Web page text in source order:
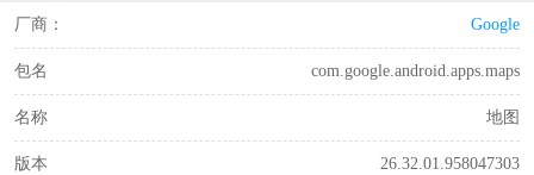
厂商： Google
包名 com.google.android.apps.maps
名称 地图
版本 26.32.01.958047303